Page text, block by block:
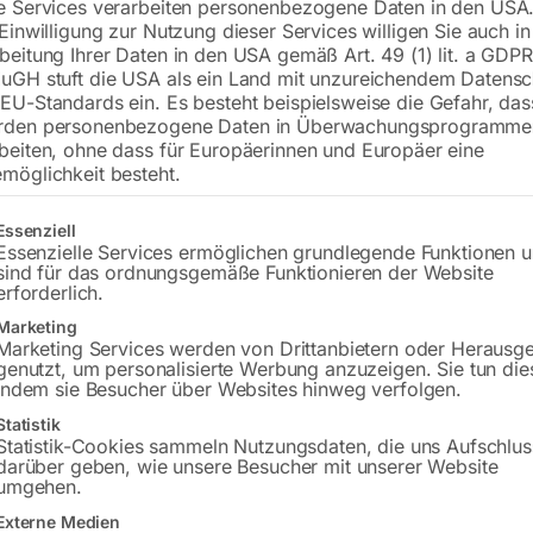
€ 84,00
inkl. MwSt. zzgl.Versandkosten
Lieferzeit:ca. 2 - 3 Tage
Bitte beachten Sie: Die Versandkosten
In den
Sie haben
Gerne
Services verarbeiten personenbezogene Daten in den
zur Nutzung dieser Services willigen Sie auch
Ihrer Daten in den USA gemäß Art. 49 (1) lit. a
stuft die USA als ein Land mit unzureichendem
Standards ein. Es besteht beispielsweise die Gefahr,
personenbezogene Daten in
ohne dass für Europäerinnen und Europäer eine
besteht.
eine Liste der Service-Gruppen, für die eine Einwilligung erteilt
Services ermöglichen grundlegende Funktionen
für das ordnungsgemäße Funktionieren der Website
Services werden von Drittanbietern oder
um personalisierte Werbung anzuzeigen. Sie tun
sie Besucher über Websites hinweg verfolgen.
Cookies sammeln Nutzungsdaten, die uns
geben, wie unsere Besucher mit unserer Website
Medien